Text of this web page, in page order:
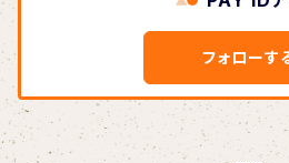
Bulbs Of Passion
B玉
フォローす